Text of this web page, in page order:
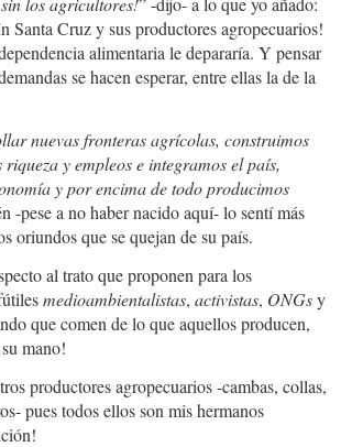
Santa Cruz y sus productores agropecuarios!
alimentaria le depararía. Y pensar
se hacen esperar, entre ellas la de la
nuevas fronteras agrícolas, construimos
riqueza y empleos e integramos el país,
y por encima de todoproducimos
-pese a no haber nacido aquí- lo sentí más
oriundos que se quejan de su país.
al trato que proponen para los
medioambientalistas, activistas, ONGsy
que comen de lo que aquellos producen,
mano!
productores agropecuarios -cambas, collas,
pues todos ellos son mis hermanos